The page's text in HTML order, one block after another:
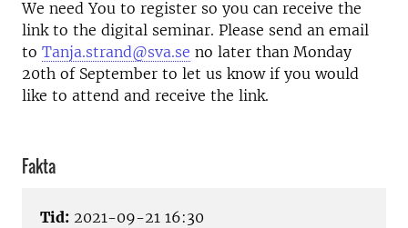
We need You to register so you can receive the
link to the digital seminar. Please send an email
to Tanja.strand@sva.se no later than Monday
20th of September to let us know if you would
like to attend and receive the link.
Fakta
Tid: 2021-09-21 16:30